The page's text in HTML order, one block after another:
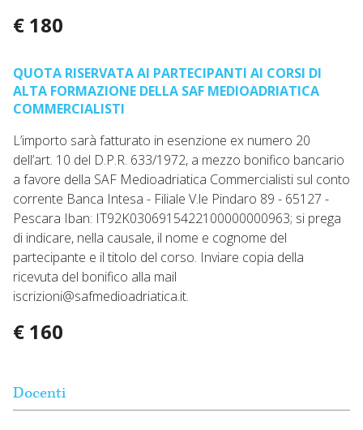
€ 180
QUOTA RISERVATA AI PARTECIPANTI AI CORSI DI
ALTA FORMAZIONE DELLA SAF MEDIOADRIATICA
COMMERCIALISTI
L’importo sarà fatturato in esenzione ex numero 20
dell’art. 10 del D.P.R. 633/1972, a mezzo bonifico bancario
a favore della SAF Medioadriatica Commercialisti sul conto
corrente Banca Intesa - Filiale V.le Pindaro 89 - 65127 -
Pescara Iban: IT92K0306915422100000000963; si prega
di indicare, nella causale, il nome e cognome del
partecipante e il titolo del corso. Inviare copia della
ricevuta del bonifico alla mail
iscrizioni@safmedioadriatica.it.
€ 160
Docenti